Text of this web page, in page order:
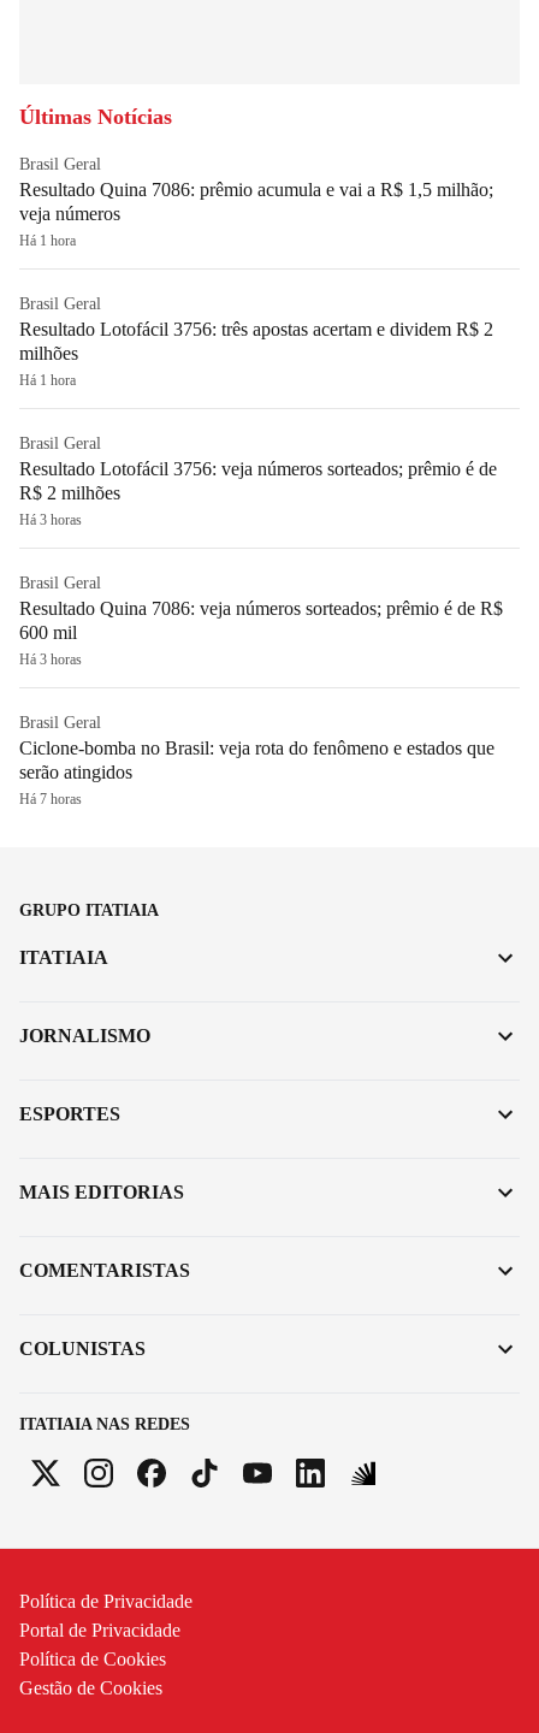
Últimas Notícias
Brasil Geral
Resultado Quina 7086: prêmio acumula e vai a R$ 1,5 milhão;
veja números
Há 1 hora
Brasil Geral
Resultado Lotofácil 3756: três apostas acertam e dividem R$ 2
milhões
Há 1 hora
Brasil Geral
Resultado Lotofácil 3756: veja números sorteados; prêmio é de
R$ 2 milhões
Há 3 horas
Brasil Geral
Resultado Quina 7086: veja números sorteados; prêmio é de R$
600 mil
Há 3 horas
Brasil Geral
Ciclone-bomba no Brasil: veja rota do fenômeno e estados que
serão atingidos
Há 7 horas
GRUPO ITATIAIA
ITATIAIA NAS REDES
ITATIAIA
JORNALISMO
ESPORTES
MAIS EDITORIAS
COMENTARISTAS
COLUNISTAS
Política de Privacidade
Portal de Privacidade
Política de Cookies
Gestão de Cookies